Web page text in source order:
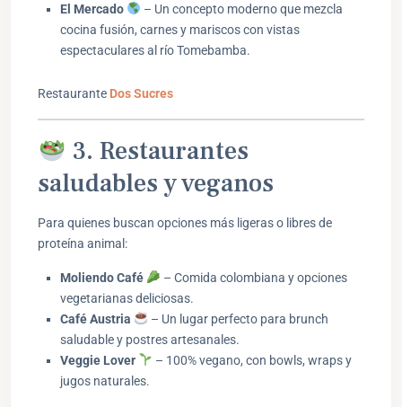
El Mercado
– Un concepto moderno que mezcla
cocina fusión, carnes y mariscos con vistas
espectaculares al río Tomebamba.
Restaurante Dos Sucres
3. Restaurantes
saludables y veganos
Para quienes buscan opciones más ligeras o libres de
proteína animal:
Moliendo Café
– Comida colombiana y opciones
vegetarianas deliciosas.
Café Austria
– Un lugar perfecto para brunch
saludable y postres artesanales.
Veggie Lover
– 100% vegano, con bowls, wraps y
jugos naturales.